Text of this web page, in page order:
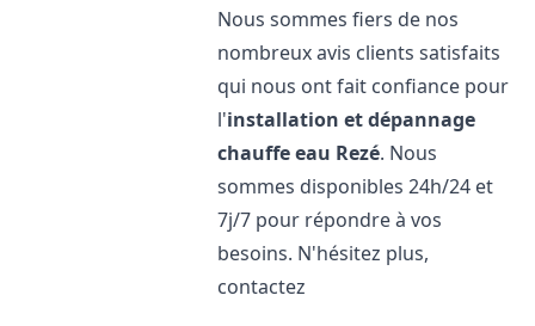
Nous sommes fiers de nos
nombreux avis clients satisfaits
qui nous ont fait confiance pour
l'installation et dépannage
chauffe eau Rezé. Nous
sommes disponibles 24h/24 et
7j/7 pour répondre à vos
besoins. N'hésitez plus,
contactez